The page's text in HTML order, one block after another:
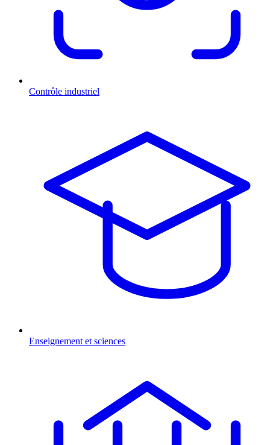
Contrôle industriel
Enseignement et sciences